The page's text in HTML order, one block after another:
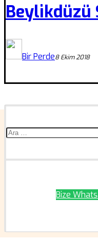
Beylikdüzü
Bir Perde8 Ekim 2018
Arama:
Bize